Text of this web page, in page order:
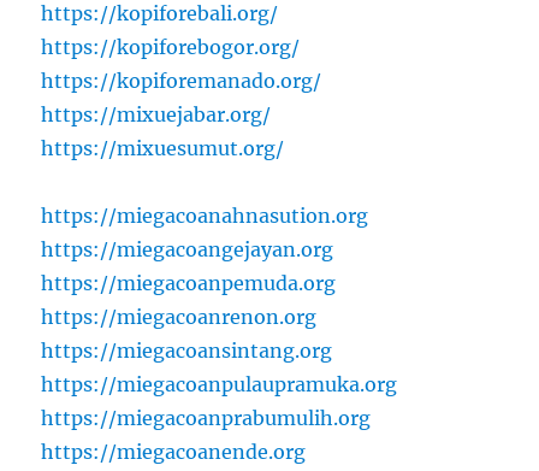
https://kopiforebali.org/
https://kopiforebogor.org/
https://kopiforemanado.org/
https://mixuejabar.org/
https://mixuesumut.org/
https://miegacoanahnasution.org
https://miegacoangejayan.org
https://miegacoanpemuda.org
https://miegacoanrenon.org
https://miegacoansintang.org
https://miegacoanpulaupramuka.org
https://miegacoanprabumulih.org
https://miegacoanende.org